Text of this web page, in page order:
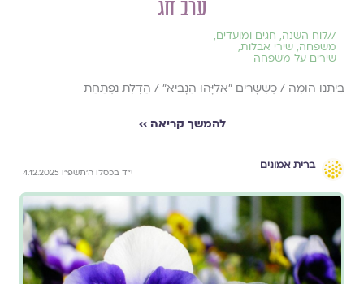
ערב חג
//לוח השנה, חגים ומועדים,
משפחה, שירי אבלות,
שירים על משפחה
בֵּיתֵנוּ הוֹמֶה / כְּשֶׁשָּׁרִים "אֵלִיָּהוּ הַנָּבִיא" / הַדֶּלֶת נִפְתַּחַת
להמשך קריאה ››
ברית אמונים
י״ד בכסלו ה׳תשפ״ו 4.12.2025